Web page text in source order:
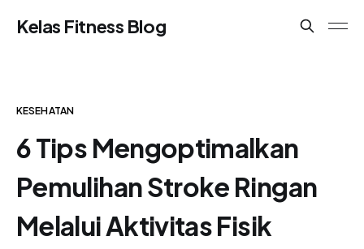
Kelas Fitness Blog
KESEHATAN
6 Tips Mengoptimalkan
Pemulihan Stroke Ringan
Melalui Aktivitas Fisik